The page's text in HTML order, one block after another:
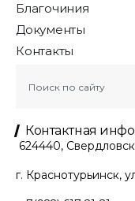
Благочиния
Документы
Контакты
Контактная
624440,
г. Краснотурьинск,